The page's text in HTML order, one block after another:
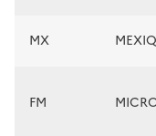
MX
FM